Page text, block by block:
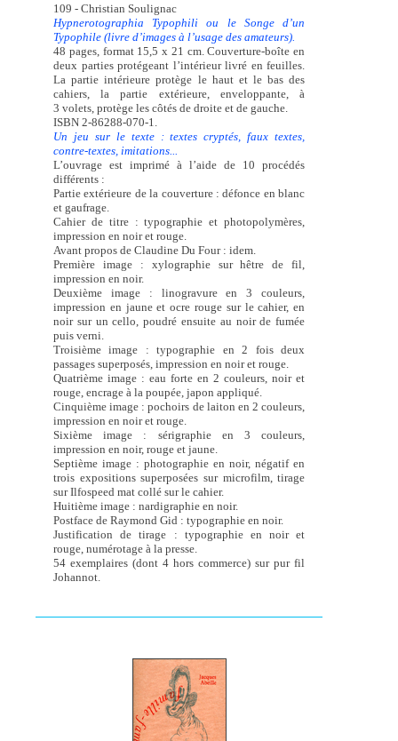
109 - Christian Soulignac
Hypnerotographia Typophili ou le Songe d’un
Typophile (livre d’images à l’usage des amateurs).
48 pages, format 15,5 x 21 cm. Couverture-boîte en
deux parties protégeant l’intérieur livré en feuilles.
La partie intérieure protège le haut et le bas des
cahiers, la partie extérieure, enveloppante, à
3 volets, protège les côtés de droite et de gauche.
ISBN 2-86288-070-1.
Un jeu sur le texte : textes cryptés, faux textes,
contre-textes, imitations...
L’ouvrage est imprimé à l’aide de 10 procédés
différents :
Partie extérieure de la couverture : défonce en blanc
et gaufrage.
Cahier de titre : typographie et photopolymères,
impression en noir et rouge.
Avant propos de Claudine Du Four : idem.
Première image : xylographie sur hêtre de fil,
impression en noir.
Deuxième image : linogravure en 3 couleurs,
impression en jaune et ocre rouge sur le cahier, en
noir sur un cello, poudré ensuite au noir de fumée
puis verni.
Troisième image : typographie en 2 fois deux
passages superposés, impression en noir et rouge.
Quatrième image : eau forte en 2 couleurs, noir et
rouge, encrage à la poupée, japon appliqué.
Cinquième image : pochoirs de laiton en 2 couleurs,
impression en noir et rouge.
Sixième image : sérigraphie en 3 couleurs,
impression en noir, rouge et jaune.
Septième image : photographie en noir, négatif en
trois expositions superposées sur microfilm, tirage
sur Ilfospeed mat collé sur le cahier.
Huitième image : nardigraphie en noir.
Postface de Raymond Gid : typographie en noir.
Justification de tirage : typographie en noir et
rouge, numérotage à la presse.
54 exemplaires (dont 4 hors commerce) sur pur fil
Johannot.